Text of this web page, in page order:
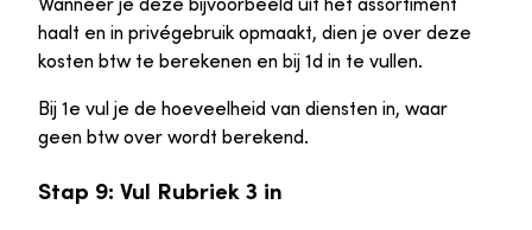
haalt en in privégebruik opmaakt, dien je over deze
kosten btw te berekenen en bij 1d in te vullen.
Bij 1e vul je de hoeveelheid van diensten in, waar
geen btw over wordt berekend.
Stap 9: Vul Rubriek 3 in